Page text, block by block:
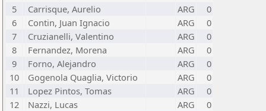
5
Carrisque, Aurelio ARG
0
6
Contin, Juan Ignacio ARG
0
7
Cruzianelli, Valentino ARG
0
8
Fernandez, Morena ARG
0
9
Forno, Alejandro ARG
0
10
Gogenola Quaglia, Victorio ARG
0
11
Lopez Pintos, Tomas ARG
0
12
Nazzi, Lucas ARG
0